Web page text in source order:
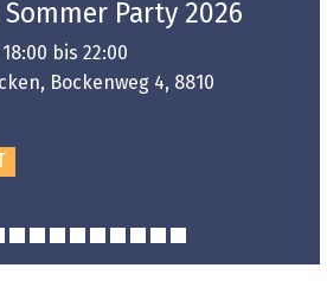
Party 2026
bis 22:00
Bockenweg 4, 8810